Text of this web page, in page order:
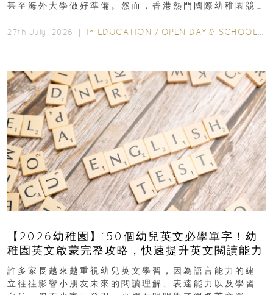
甚至海外大學做好準備。然而，香港熱門國際幼稚園競
27th July, 2026 ｜ In EDUCATION / OPEN DAY & SCHOOL EVENTS
【2026幼稚園】150個幼兒英文必學單字！幼
稚園英文啟蒙完整攻略，快速提升英文閱讀能力
許多家長越來越重視幼兒英文學習，因為語言能力的建
立往往影響小朋友未來的閱讀理解、表達能力以及學習